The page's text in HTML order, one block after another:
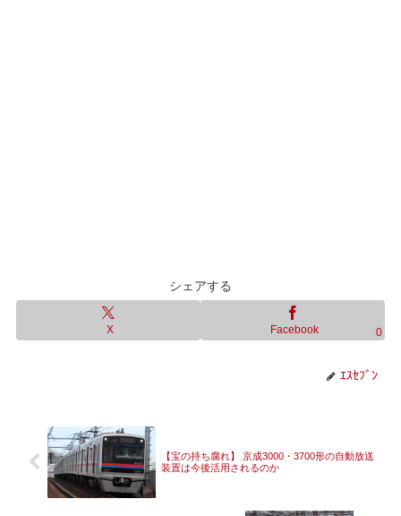
シェアする
X Facebook 0
ｴｽｾﾌﾞﾝ
【宝の持ち腐れ】 京成3000・3700形の自動放送
装置は今後活用されるのか